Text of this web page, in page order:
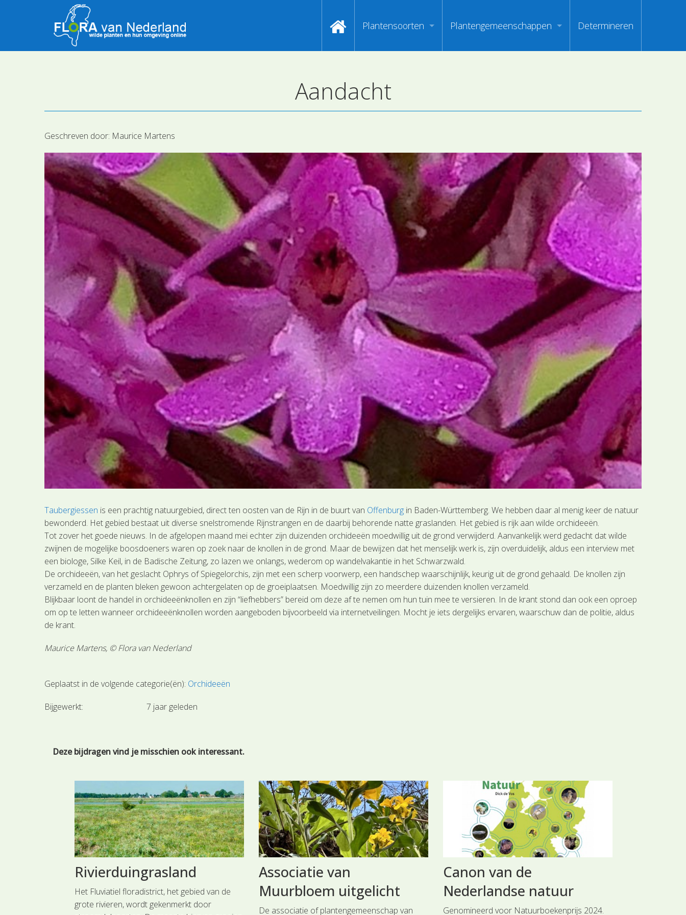
Plantensoorten
Index van plantenpaspoorten
Hoofdgroepen plantensoorten
Zoeken op Familienamen
Kijken naar kenmerken
Zoeken op kleur
Plantengemeenschappen
Maanden van optimale herkenbaarheid
Determineren
Aandacht
Geschreven door: Maurice Martens
Taubergiessen is een prachtig natuurgebied, direct ten oosten van de Rijn in de buurt van Offenburg in Baden-Württemberg. We hebben daar al menig keer de natuur
bewonderd. Het gebied bestaat uit diverse snelstromende Rijnstrangen en de daarbij behorende natte graslanden. Het gebied is rijk aan wilde orchideeën.
Tot zover het goede nieuws. In de afgelopen maand mei echter zijn duizenden orchideeën moedwillig uit de grond verwijderd. Aanvankelijk werd gedacht dat wilde
zwijnen de mogelijke boosdoeners waren op zoek naar de knollen in de grond. Maar de bewijzen dat het menselijk werk is, zijn overduidelijk, aldus een interview met
een biologe, Silke Keil, in de Badische Zeitung, zo lazen we onlangs, wederom op wandelvakantie in het Schwarzwald.
De orchideeën, van het geslacht Ophrys of Spiegelorchis, zijn met een scherp voorwerp, een handschep waarschijnlijk, keurig uit de grond gehaald. De knollen zijn
verzameld en de planten bleken gewoon achtergelaten op de groeiplaatsen. Moedwillig zijn zo meerdere duizenden knollen verzameld.
Blijkbaar loont de handel in orchideeënknollen en zijn “liefhebbers” bereid om deze af te nemen om hun tuin mee te versieren. In de krant stond dan ook een oproep
om op te letten wanneer orchideeënknollen worden aangeboden bijvoorbeeld via internetveilingen. Mocht je iets dergelijks ervaren, waarschuw dan de politie, aldus
de krant.
Maurice Martens, © Flora van Nederland
Geplaatst in de volgende categorie(ën): Orchideeën
Bijgewerkt: 7 jaar geleden
Deze bijdragen vind je misschien ook interessant.
Rivierduingrasland
Het Fluviatiel floradistrict, het gebied van de
grote rivieren, wordt gekenmerkt door
Associatie van
Muurbloem uitgelicht
De associatie of plantengemeenschap van
Canon van de
Nederlandse natuur
Genomineerd voor Natuurboekenprijs 2024.